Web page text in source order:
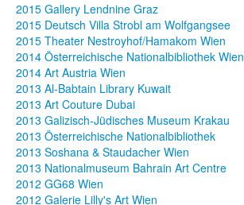
2015 Gallery Lendnine Graz
2015 Deutsch Villa Strobl am Wolfgangsee
2015 Theater Nestroyhof/Hamakom Wien
2014 Österreichische Nationalbibliothek Wien
2014 Art Austria Wien
2013 Al-Babtain Library Kuwait
2013 Art Couture Dubai
2013 Galizisch-Jüdisches Museum Krakau
2013 Österreichische Nationalbibliothek
2013 Soshana & Staudacher Wien
2013 Nationalmuseum Bahrain Art Centre
2012 GG68 Wien
2012 Galerie Lilly's Art Wien